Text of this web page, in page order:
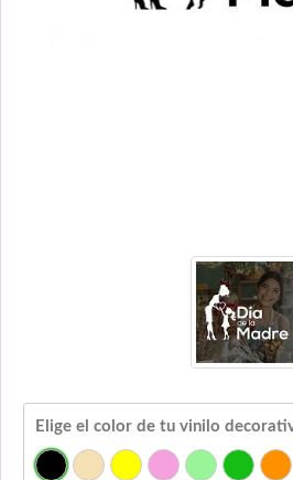
Elige el color de tu vinilo